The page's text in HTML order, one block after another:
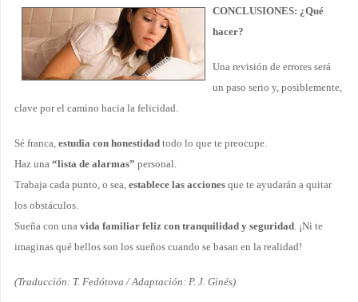
CONCLUSIONES: ¿Qué
hacer?
Una revisión de errores será
un paso serio y, posiblemente,
clave por el camino hacia la felicidad.
Sé franca, estudia con honestidad todo lo que te preocupe.
Haz una “lista de alarmas” personal.
Trabaja cada punto, o sea, establece las acciones que te ayudarán a quitar
los obstáculos.
Sueña con una vida familiar feliz con tranquilidad y seguridad. ¡Ni te
imaginas qué bellos son los sueños cuando se basan en la realidad!
(Traducción: T. Fedótova / Adaptación: P. J. Ginés)